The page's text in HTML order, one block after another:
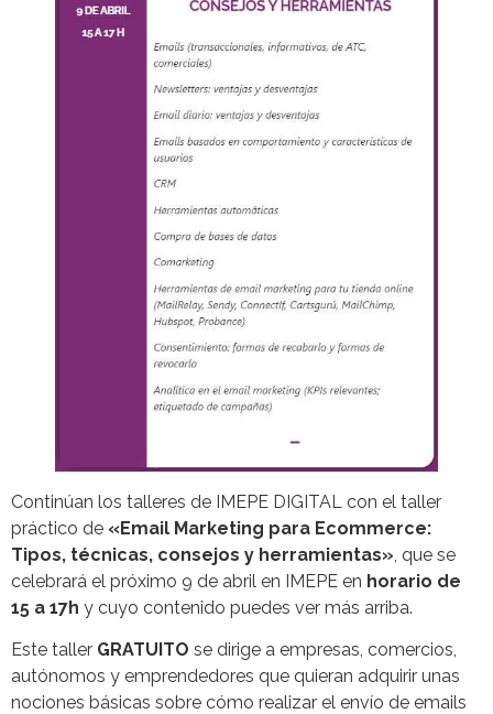
Continúan los talleres de IMEPE DIGITAL con el taller
práctico de «Email Marketing para Ecommerce:
Tipos, técnicas, consejos y herramientas» , que se
celebrará el próximo 9 de abril en IMEPE en horario de
15 a 17h y cuyo contenido puedes ver más arriba.
Este taller GRATUITO se dirige a empresas, comercios,
autónomos y emprendedores que quieran adquirir unas
nociones básicas sobre cómo realizar el envío de emails